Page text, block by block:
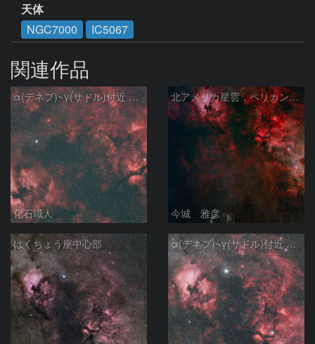
天体
NGC7000
IC5067
関連作品
α(デネブ)~γ(サドル)付近 NGC7000 北アメリカ星雲 IC5067~5070 ペリカン星雲 Sh2-112 はくちょう座
化石職人
北アメリカ星雲，ペリカン星雲，サドル付近，クレセント星雲，網状星雲・・・etc
今城 雅彦
はくちょう座中心部 α(デネブ)~γ(サドル)付近 NGC7000 北アメリカ星雲 IC5067~5070 ペリカン星雲 はくちょう座